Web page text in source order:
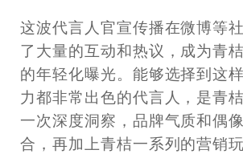
这波代言人官宣传播在微博等
了大量的互动和热议，成为青
的年轻化曝光。能够选择到这
力都非常出色的代言人，是青
一次深度洞察，品牌气质和偶
合，再加上青桔一系列的营销